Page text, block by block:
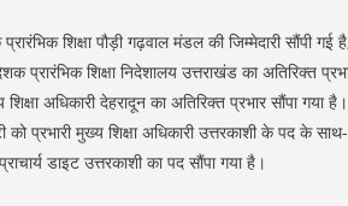
शिक्षा पौड़ी गढ़वाल मंडल की जिम्मेदारी सौंपी
प्रारंभिक शिक्षा निदेशालय उत्तराखंड का अतिरिक्त
अधिकारी देहरादून का अतिरिक्त प्रभार सौंपा
प्रभारी मुख्य शिक्षा अधिकारी उत्तरकाशी के पद के साथ-
डाइट उत्तरकाशी का पद सौंपा गया है।